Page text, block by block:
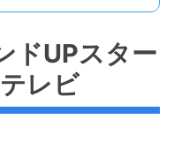
ドUPスター
レビ